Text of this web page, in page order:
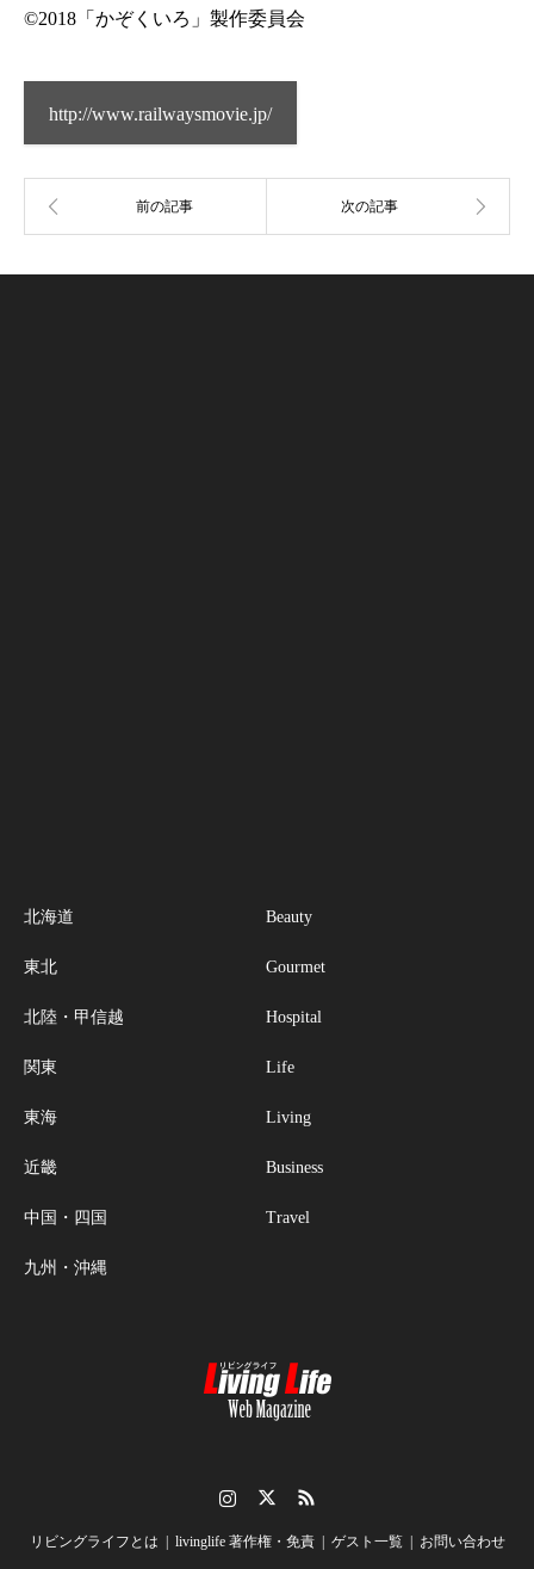
©2018「かぞくいろ」製作委員会
http://www.railwaysmovie.jp/
北海道
東北
北陸・甲信越
関東
東海
近畿
中国・四国
九州・沖縄
Beauty
Gourmet
Hospital
Life
Living
Business
Travel
リビングライフとは livinglife 著作権・免責 ゲスト一覧 お問い合わせ